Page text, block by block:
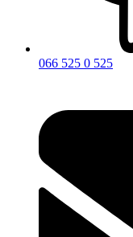
066 525 0 525